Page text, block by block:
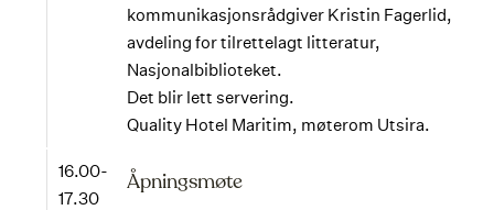
kommunikasjonsrådgiver Kristin Fagerlid,
avdeling for tilrettelagt litteratur,
Nasjonalbiblioteket.
Det blir lett servering.
Quality Hotel Maritim, møterom Utsira.
16.00-
17.30
Åpningsmøte